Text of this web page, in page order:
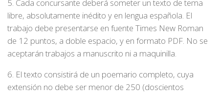
5. Cada concursante deberá someter un texto de tema
libre, absolutamente inédito y en lengua española. El
trabajo debe presentarse en fuente Times New Roman
de 12 puntos, a doble espacio, y en formato PDF. No se
aceptarán trabajos a manuscrito ni a maquinilla.
6. El texto consistirá de un poemario completo, cuya
extensión no debe ser menor de 250 (doscientos